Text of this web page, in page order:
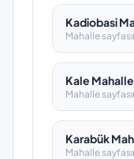
Kadiobasi
Mahalle
Kale
Mahalle
Karabük
Mahalle